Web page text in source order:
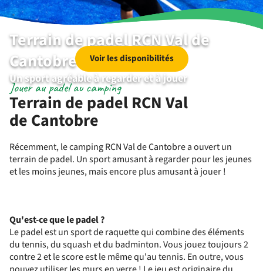
Terrain de padel RCN Val de
Cantobre
Un sport agréable à regarder et à jouer
Voir les disponibilités
Terrain de padel RCN Val
de Cantobre
Jouer au padel au camping
Récemment, le camping RCN Val de Cantobre a ouvert un
terrain de padel. Un sport amusant à regarder pour les jeunes
et les moins jeunes, mais encore plus amusant à jouer !
Qu'est-ce que le padel ?
Le padel est un sport de raquette qui combine des éléments
du tennis, du squash et du badminton. Vous jouez toujours 2
contre 2 et le score est le même qu'au tennis. En outre, vous